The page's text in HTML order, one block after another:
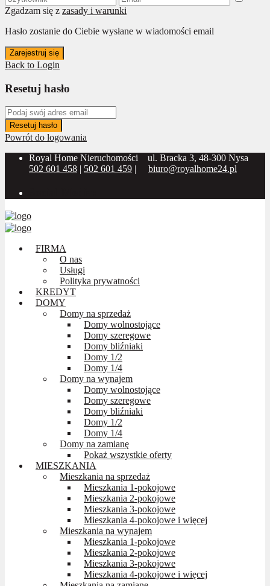
Zgadzam się z zasady i warunki
Hasło zostanie do Ciebie wysłane w wiadomości email
Zarejestruj się
Back to Login
Resetuj hasło
Resetuj hasło
Powrót do logowania
Royal Home Nieruchomości
ul. Bracka 3, 48-300 Nysa
502 601 458 | 502 601 459 | biuro@royalhome24.pl
FIRMA
O nas
Usługi
Polityka prywatności
KREDYT
DOMY
Domy na sprzedaż
Domy wolnostojące
Domy szeregowe
Domy bliźniaki
Domy 1/2
Domy 1/4
Domy na wynajem
Domy wolnostojące
Domy szeregowe
Domy bliźniaki
Domy 1/2
Domy 1/4
Domy na zamianę
Pokaż wszystkie oferty
MIESZKANIA
Mieszkania na sprzedaż
Mieszkania 1-pokojowe
Mieszkania 2-pokojowe
Mieszkania 3-pokojowe
Mieszkania 4-pokojowe i więcej
Mieszkania na wynajem
Mieszkania 1-pokojowe
Mieszkania 2-pokojowe
Mieszkania 3-pokojowe
Mieszkania 4-pokojowe i więcej